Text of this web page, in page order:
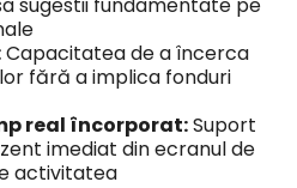
Capacitatea de a încerca
fără a implica fonduri
real încorporat:Suport
imediat din ecranul de
activitatea